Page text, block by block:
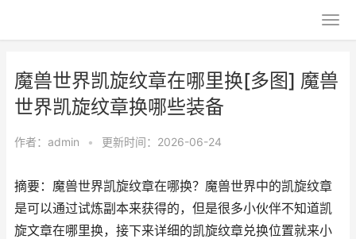
魔兽世界凯旋纹章在哪里换[多图] 魔兽
世界凯旋纹章换哪些装备
作者： admin • 更新时间：2026-06-24
摘要：魔兽世界凯旋纹章在哪换？魔兽世界中的凯旋纹章
是可以通过试炼副本来获得的，但是很多小伙伴不知道凯
旋文章在哪里换，接下来详细的凯旋纹章兑换位置就来小